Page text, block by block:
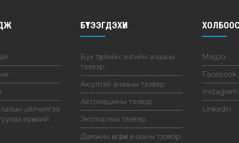
үйлчилгээ
ерөнхий
БҮТЭЭГДЭХҮҮН
Бүх төрлийн энгийн ачааны
тээвэр
Аюултай ачааны тээвэр
Автомашины тээвэр
Экспортын тээвэр
Дамжин өнгөрөх ачааны тээвэр
ХОЛБООС
Мэдээ
Facebook
Instagram
Linkedin